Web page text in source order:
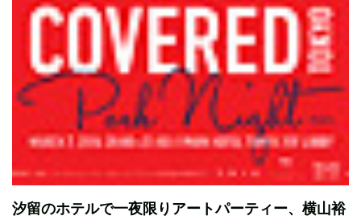
汐留のホテルで一夜限りアートパーティー、横山裕